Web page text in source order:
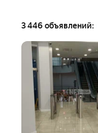
3 446 объявлений: